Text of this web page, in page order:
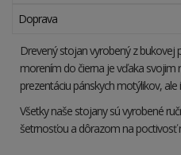
Doprava
Drevený stojan vyrobený z bukovej
morením do čierna je vďaka
prezentáciu pánskych motýlikov,
Všetky naše stojany sú vyrobené
šetrnosťou a dôrazom na poctivosť